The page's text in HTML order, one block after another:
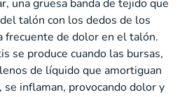
una gruesa banda de tejido que
talón con los dedos de los
frecuente de dolor en el talón.
se produce cuando las bursas,
de líquido que amortiguan
se inflaman, provocando dolor y